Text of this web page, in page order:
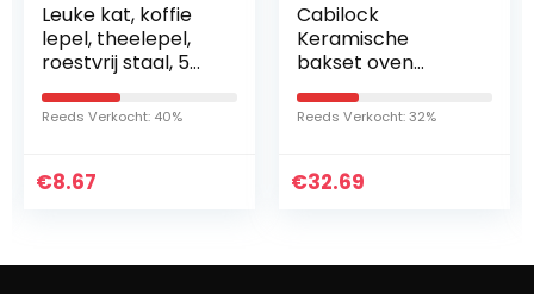
Cabilock
Keramische
bakset oven
keramische
bakvorm brood
brood cake thuis
Reeds Verkocht: 32%
€32.69
WMF Nuova
1291656046
Koffielepel 6-delig,
lengte 13,5 cm,
Cromargan®,
Geschenkverpakki
Reeds Verkocht: 20%
€19.99